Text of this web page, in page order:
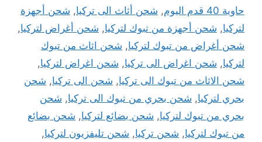
حاوية 40 قدم اليوم
, شحن أثاث الى تركيا, شحن أجهزة
لتركيا, شحن أجهزة من تبوك لتركيا, شحن أغراض لتركيا,
شحن أغراض من تبوك لتركيا, شحن اثاث من تبوك
لتركيا, شحن اغراض الى تركيا, شحن اغراض لتركيا,
شحن الاثاث من تبوك الى تركيا, شحن الى تركيا, شحن
بحري لتركيا, شحن بحري من تبوك الى تركيا, شحن
بحري من تبوك لتركيا, شحن بضائع لتركيا, شحن بضائع
من تبوك لتركيا, شحن تركيا, شحن تليفزيون لتركيا,